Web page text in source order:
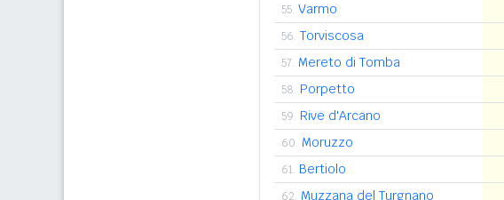
55. Varmo
56. Torviscosa
57. Mereto di Tomba
58. Porpetto
59. Rive d'Arcano
60. Moruzzo
61. Bertiolo
62. Muzzana del Turgnano